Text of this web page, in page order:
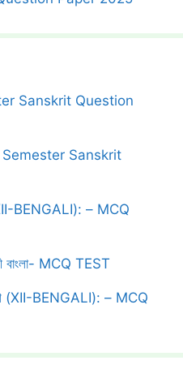
Sanskrit Question
Sanskrit
(XII-BENGALI): – MCQ
বাংলা- MCQ TEST
(XII-BENGALI): – MCQ